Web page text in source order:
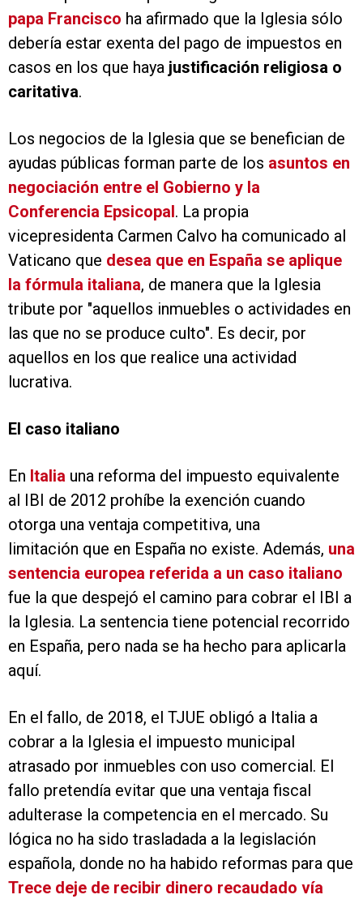
papa Francisco ha afirmado que la Iglesia sólo
debería estar exenta del pago de impuestos en
casos en los que haya justificación religiosa o
caritativa.
Los negocios de la Iglesia que se benefician de
ayudas públicas forman parte de los asuntos en
negociación entre el Gobierno y la
Conferencia Epsicopal. La propia
vicepresidenta Carmen Calvo ha comunicado al
Vaticano que desea que en España se aplique
la fórmula italiana, de manera que la Iglesia
tribute por "aquellos inmuebles o actividades en
las que no se produce culto". Es decir, por
aquellos en los que realice una actividad
lucrativa.
El caso italiano
En Italia una reforma del impuesto equivalente
al IBI de 2012 prohíbe la exención cuando
otorga una ventaja competitiva, una
limitación que en España no existe. Además, una
sentencia europea referida a un caso italiano
fue la que despejó el camino para cobrar el IBI a
la Iglesia. La sentencia tiene potencial recorrido
en España, pero nada se ha hecho para aplicarla
aquí.
En el fallo, de 2018, el TJUE obligó a Italia a
cobrar a la Iglesia el impuesto municipal
atrasado por inmuebles con uso comercial. El
fallo pretendía evitar que una ventaja fiscal
adulterase la competencia en el mercado. Su
lógica no ha sido trasladada a la legislación
española, donde no ha habido reformas para que
Trece deje de recibir dinero recaudado vía